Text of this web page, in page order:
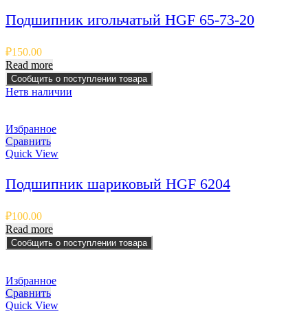
Подшипник игольчатый HGF 65-73-20
₽150.00
Read more
Сообщить о поступлении товара
Нетв наличии
Избранное
Сравнить
Quick View
Подшипник шариковый HGF 6204
₽100.00
Read more
Сообщить о поступлении товара
Избранное
Сравнить
Quick View